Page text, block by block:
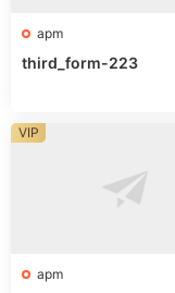
apm
third_form-223
apm
VIP